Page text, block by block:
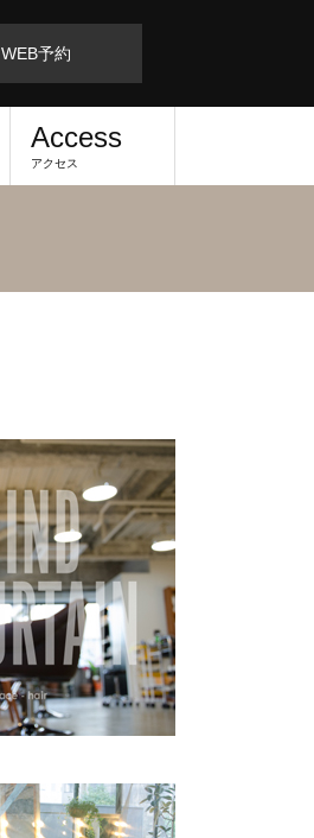
WEB予約
Access
アクセス